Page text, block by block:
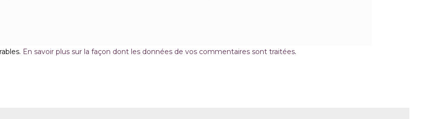
En savoir plus sur la façon dont les données de vos commentaires sont traitées.